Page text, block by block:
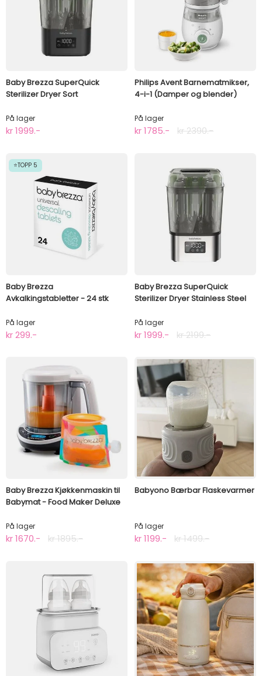
Baby Brezza SuperQuick
Sterilizer Dryer Sort
På lager
kr 1999.-
Philips Avent Barnematmikser,
4-i-1 (Damper og blender)
På lager
kr 1785.- kr 2390.-
Baby Brezza
Avkalkingstabletter - 24 stk
På lager
kr 299.-
⭐TOPP 5
Baby Brezza SuperQuick
Sterilizer Dryer Stainless Steel
På lager
kr 1999.- kr 2199.-
Baby Brezza Kjøkkenmaskin til
Babymat - Food Maker Deluxe
På lager
kr 1670.- kr 1895.-
Babyono Bærbar Flaskevarmer
På lager
kr 1199.- kr 1499.-